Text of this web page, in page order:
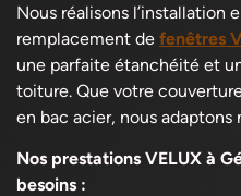
Nous réalisons l’installation
remplacement de fenêtres
une parfaite étanchéité et
toiture. Que votre
en bac acier, nous adaptons
Nos prestations VELUX à
besoins :